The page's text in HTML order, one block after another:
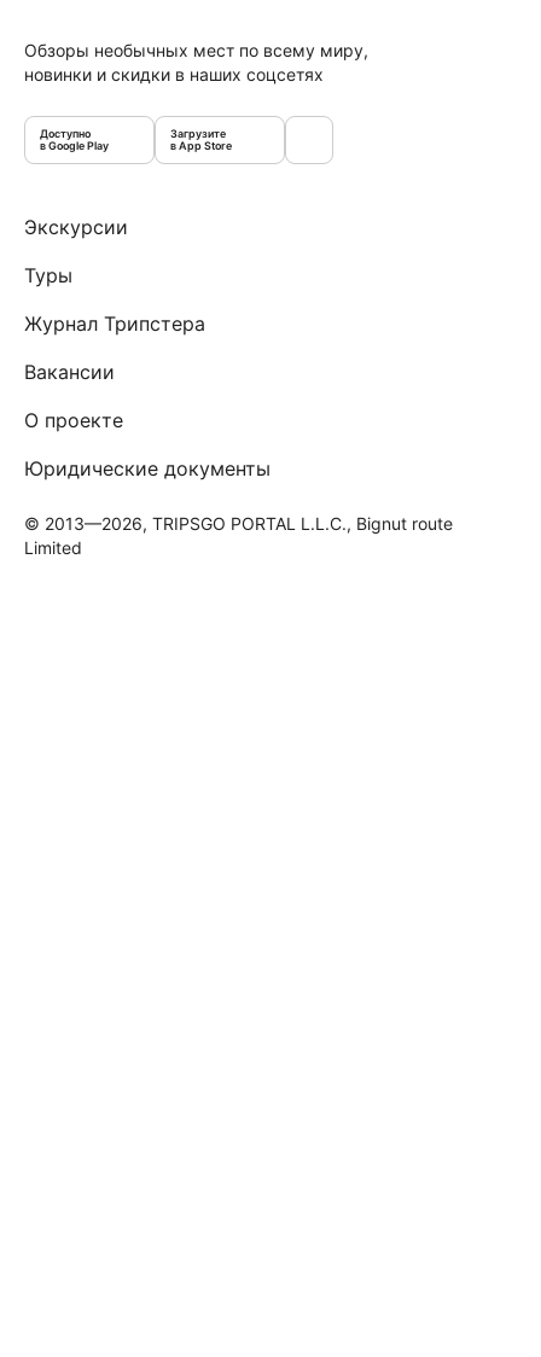
Обзоры необычных мест по всему миру,
новинки и скидки в наших соцсетях
Доступно
в Google Play
Загрузите
в App Store
Экскурсии
Туры
Журнал Трипстера
Вакансии
О проекте
Юридические документы
© 2013—2026, TRIPSGO PORTAL L.L.C., Bignut route
Limited